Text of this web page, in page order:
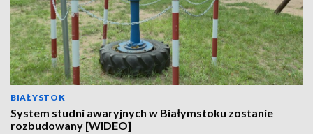
BIAŁYSTOK
System studni awaryjnych w Białymstoku zostanie
rozbudowany [WIDEO]